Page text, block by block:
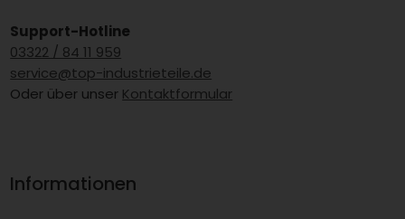
Support-Hotline
03322 / 84 11 959
service@top-industrieteile.de
Oder über unser Kontaktformular
Informationen